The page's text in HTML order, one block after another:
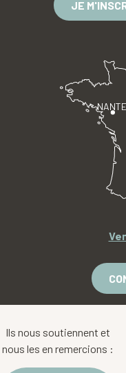
JE
Ils nous soutiennent et
nous les en remercions :